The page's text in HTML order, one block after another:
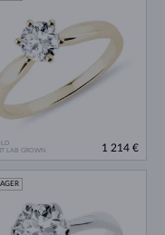
LAB GROWN
1 214 €